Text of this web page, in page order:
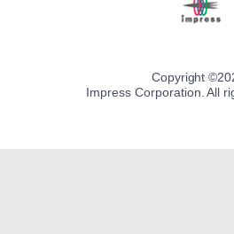
Copyright ©
Impress Corporation. All